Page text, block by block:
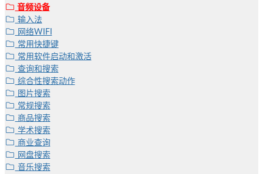
音频设备
输入法
网络WIFI
常用快捷键
常用软件启动和激活
查询和搜索
综合性搜索动作
图片搜索
常规搜索
商品搜索
学术搜索
商业查询
网盘搜索
音乐搜索